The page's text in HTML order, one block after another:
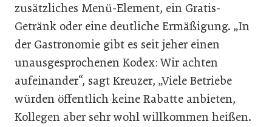
zusätzliches Menü-Element, ein Gratis-
Getränk oder eine deutliche Ermäßigung. „In
der Gastronomie gibt es seit jeher einen
unausgesprochenen Kodex: Wir achten
aufeinander“, sagt Kreuzer, „Viele Betriebe
würden öffentlich keine Rabatte anbieten,
Kollegen aber sehr wohl willkommen heißen.